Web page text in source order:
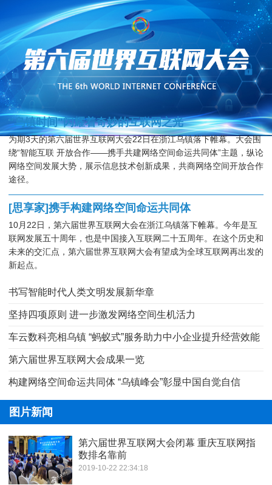
"乌镇时间"闪耀着奇妙的互联网之光
为期3天的第六届世界互联网大会22日在浙江乌镇落下帷幕。大会围
绕“智能互联 开放合作——携手共建网络空间命运共同体”主题，纵论
网络空间发展大势，展示信息技术创新成果，共商网络空间开放合作
途径。
[思享家]携手构建网络空间命运共同体
10月22日，第六届世界互联网大会在浙江乌镇落下帷幕。今年是互
联网发展五十周年，也是中国接入互联网二十五周年。在这个历史和
未来的交汇点，第六届世界互联网大会有望成为全球互联网再出发的
新起点。
书写智能时代人类文明发展新华章
坚持四项原则 进一步激发网络空间生机活力
车云数科亮相乌镇 “蚂蚁式”服务助力中小企业提升经营效能
第六届世界互联网大会成果一览
构建网络空间命运共同体 “乌镇峰会”彰显中国自觉自信
图片新闻
第六届世界互联网大会闭幕 重庆互联网指
数排名靠前
2019-10-22 22:34:18